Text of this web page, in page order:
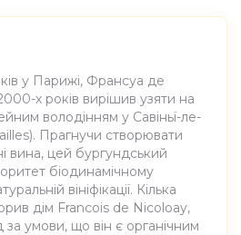
у Парижі, Франсуа де
х років вирішив узяти на
володінням у Савіньї-ле-
Прагнучи створювати
вина, цей бургундський
біодинамічному
вініфікації. Кілька
дім Francois de Nicoloay,
умови, що він є органічним